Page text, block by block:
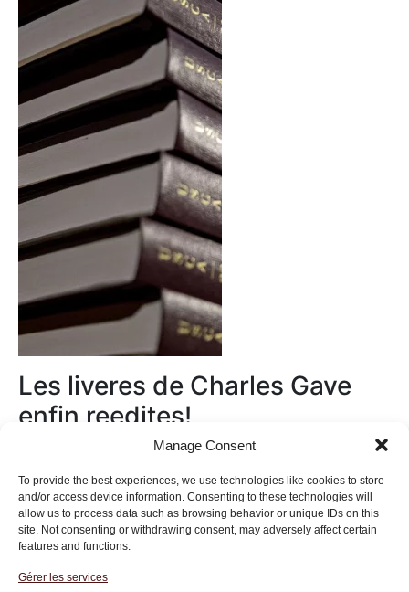
Manage Consent
To provide the best experiences, we use technologies like cookies to store
and/or access device information. Consenting to these technologies will
allow us to process data such as browsing behavior or unique IDs on this
site. Not consenting or withdrawing consent, may adversely affect certain
features and functions.
Gérer les services
Les liveres de Charles Gave
enfin reedites!